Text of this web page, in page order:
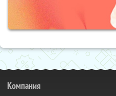
Компания